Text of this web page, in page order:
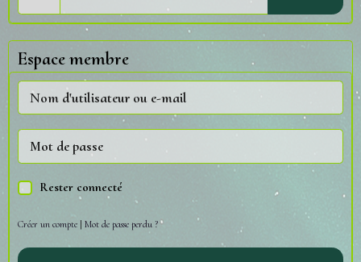
Espace membre
Rester connecté
Créer un compte | Mot de passe perdu ?